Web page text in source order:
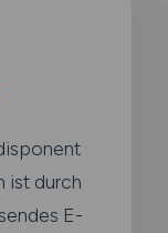
ist durch
E-